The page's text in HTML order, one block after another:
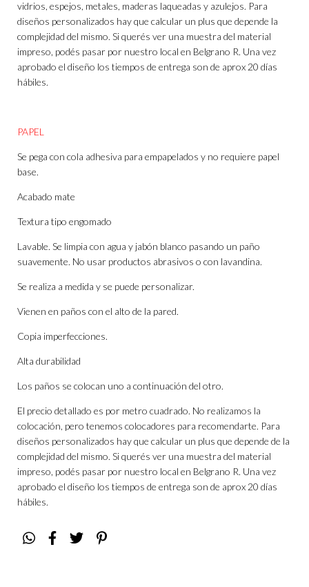
vidrios, espejos, metales, maderas laqueadas y azulejos. Para
diseños personalizados hay que calcular un plus que depende la
complejidad del mismo. Si querés ver una muestra del material
impreso, podés pasar por nuestro local en Belgrano R. Una vez
aprobado el diseño los tiempos de entrega son de aprox 20 días
hábiles.
PAPEL
Se pega con cola adhesiva para empapelados y no requiere papel
base.
Acabado mate
Textura tipo engomado
Lavable. Se limpia con agua y jabón blanco pasando un paño
suavemente. No usar productos abrasivos o con lavandina.
Se realiza a medida y se puede personalizar.
Vienen en paños con el alto de la pared.
Copia imperfecciones.
Alta durabilidad
Los paños se colocan uno a continuación del otro.
El precio detallado es por metro cuadrado. No realizamos la
colocación, pero tenemos colocadores para recomendarte. Para
diseños personalizados hay que calcular un plus que depende de la
complejidad del mismo. Si querés ver una muestra del material
impreso, podés pasar por nuestro local en Belgrano R. Una vez
aprobado el diseño los tiempos de entrega son de aprox 20 días
hábiles.